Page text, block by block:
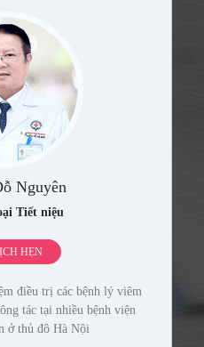
Nguyên
Tiết niệu
HẸN
điều trị các bệnh lý viêm
tác tại nhiều bệnh viện
ở thủ đô Hà Nội